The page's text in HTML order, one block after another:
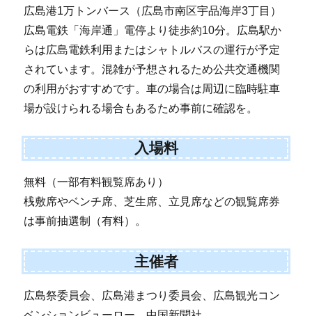
広島港1万トンバース（広島市南区宇品海岸3丁目）
広島電鉄「海岸通」電停より徒歩約10分。広島駅か
らは広島電鉄利用またはシャトルバスの運行が予定
されています。混雑が予想されるため公共交通機関
の利用がおすすめです。車の場合は周辺に臨時駐車
場が設けられる場合もあるため事前に確認を。
入場料
無料（一部有料観覧席あり）
桟敷席やベンチ席、芝生席、立見席などの観覧席券
は事前抽選制（有料）。
主催者
広島祭委員会、広島港まつり委員会、広島観光コン